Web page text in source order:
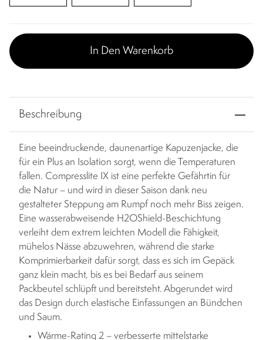
In Den Warenkorb
Beschreibung
Eine beeindruckende, daunenartige Kapuzenjacke, die
für ein Plus an Isolation sorgt, wenn die Temperaturen
fallen. Compresslite IX ist eine perfekte Gefährtin für
die Natur – und wird in dieser Saison dank neu
gestalteter Steppung am Rumpf noch mehr Biss zeigen.
Eine wasserabweisende H2OShield-Beschichtung
verleiht dem extrem leichten Modell die Fähigkeit,
mühelos Nässe abzuwehren, während die starke
Komprimierbarkeit dafür sorgt, dass es sich im Gepäck
ganz klein macht, bis es bei Bedarf aus seinem
Packbeutel schlüpft und bereitsteht. Abgerundet wird
das Design durch elastische Einfassungen an Bündchen
und Saum.
Wärme-Rating 2 – verbesserte mittelstarke